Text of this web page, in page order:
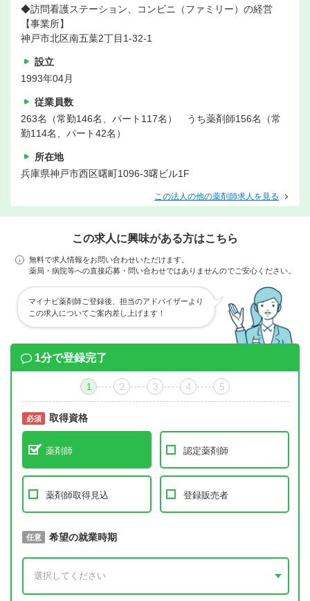
◆訪問看護ステーション、コンビニ（ファミリー）の経営
【事業所】
神戸市北区南五葉2丁目1-32-1
設立
1993年04月
従業員数
263名（常勤146名、パート117名） うち薬剤師156名（常
勤114名、パート42名）
所在地
兵庫県神戸市西区曙町1096-3曙ビル1F
この法人の他の薬剤師求人を見る
この求人に興味がある方はこちら
無料で求人情報をお問い合わせいただけます。
薬局・病院等への直接応募・問い合わせではありませんのでご安心ください。
マイナビ薬剤師ご登録後、担当のアドバイザーより
この求人についてご案内差し上げます！
1分で登録完了
1 2 3 4 5
必須 取得資格
薬剤師 認定薬剤師
薬剤師取得見込 登録販売者
必須 取得予定年
任意 希望の就業時期